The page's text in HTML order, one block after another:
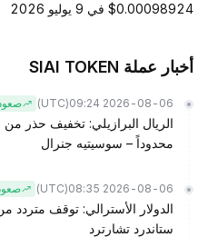
$0.00098924 في 9 يوليو 2026
أخبار عملة SIAI TOKEN
2026-08-06 09:24
(UTC)
الريال البرازيلي: تخفيف حذر من
محدوداً – سوسيتيه جنرال
2026-08-06 08:35
(UTC)
الدولار الأسترالي: توقف متردد
ستاندرد تشارترد